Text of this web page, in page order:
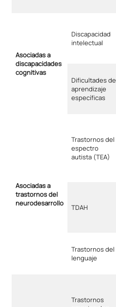
Asociadas a
discapacidades
cognitivas
Discapacidad
intelectual
Dificultades de
aprendizaje
específicas
Asociadas a
trastornos del
neurodesarrollo
Trastornos del
espectro
autista (TEA)
TDAH
Trastornos del
lenguaje
Trastornos